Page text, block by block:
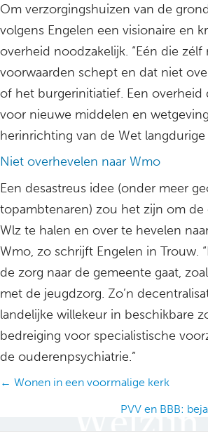
Om verzorgingshuizen van de
volgens Engelen een visionaire en
overheid noodzakelijk. “Eén die zélf
voorwaarden schept en dat niet
of het burgerinitiatief. Een overheid
voor nieuwe middelen en
herinrichting van de Wet langdurige
Niet overhevelen naar Wmo
Een desastreus idee (onder meer
topambtenaren) zou het zijn om
Wlz te halen en over te hevelen
Wmo, zo schrijft Engelen in Trouw.
de zorg naar de gemeente gaat,
met de jeugdzorg. Zo’n
landelijke willekeur in beschikbare
bedreiging voor specialistische
de ouderenpsychiatrie.”
Posts
← Wonen in een voormalige kerk
PVV en BBB: